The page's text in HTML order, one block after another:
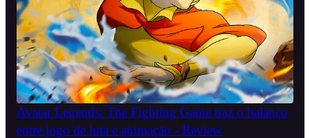
Avatar Legends: The Fighting Game traz o balanço
entre jogo de luta e animação - Review